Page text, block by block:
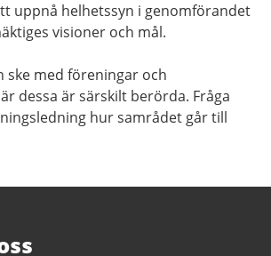
uppnå helhetssyn i genomförandet
visioner och mål.
ske med föreningar och
dessa är särskilt berörda. Fråga
hur samrådet går till